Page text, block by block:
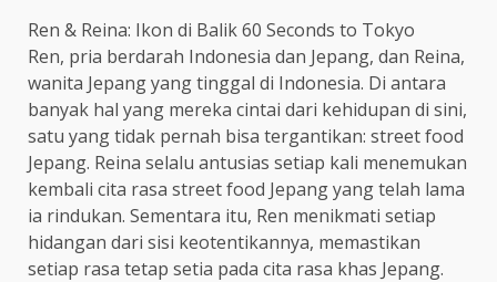
Ren & Reina: Ikon di Balik 60 Seconds to Tokyo
Ren, pria berdarah Indonesia dan Jepang, dan Reina,
wanita Jepang yang tinggal di Indonesia. Di antara
banyak hal yang mereka cintai dari kehidupan di sini,
satu yang tidak pernah bisa tergantikan: street food
Jepang. Reina selalu antusias setiap kali menemukan
kembali cita rasa street food Jepang yang telah lama
ia rindukan. Sementara itu, Ren menikmati setiap
hidangan dari sisi keotentikannya, memastikan
setiap rasa tetap setia pada cita rasa khas Jepang.